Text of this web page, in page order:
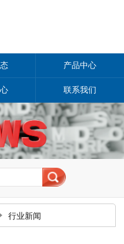
产品中心
联系我们
行业新闻